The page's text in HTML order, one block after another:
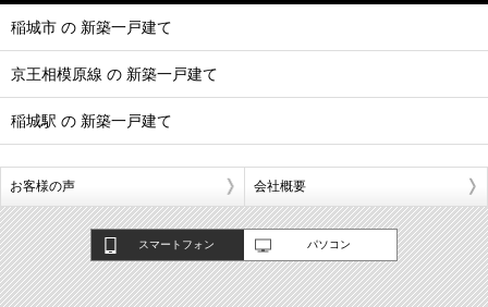
稲城市 の 新築一戸建て
京王相模原線 の 新築一戸建て
稲城駅 の 新築一戸建て
お客様の声 会社概要
スマートフォン パソコン